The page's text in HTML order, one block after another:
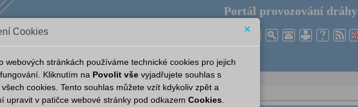
Portál provozování dráhy
Provozní aplikace Aplikace Nový Portál
Cookies ×
webových stránkách používáme technické cookies pro jejich
Kliknutím na Povolit vše vyjadřujete souhlas s
cookies. Tento souhlas můžete vzít kdykoliv zpět a
upravit v patičce webové stránky pod odkazem Cookies